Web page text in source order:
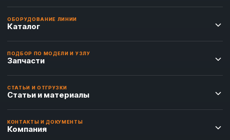
ОБОРУДОВАНИЕ ЛИНИИ
Каталог
ПОДБОР ПО МОДЕЛИ И УЗЛУ
Запчасти
СТАТЬИ И ОТГРУЗКИ
Статьи и материалы
КОНТАКТЫ И ДОКУМЕНТЫ
Компания